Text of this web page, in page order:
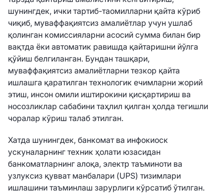
шунингдек, ички тартиб-таомилларни қайта кўриб
чиқиб, муваффақиятсиз амалиётлар учун ушлаб
қолинган комиссияларни асосий сумма билан бир
вақтда ёки автоматик равишда қайтаришни йўлга
қўйиш белгиланган. Бундан ташқари,
муваффақиятсиз амалиётларни тезкор қайта
ишлашга қаратилган технологик ечимларни жорий
этиш, инсон омили иштирокини қисқартириш ва
носозликлар сабабини таҳлил қилган ҳолда тегишли
чоралар кўриш талаб этилган.
Хатда шунингдек, банкомат ва инфокиоск
ускуналарнинг техник ҳолати юзасидан
банкоматларнинг алоқа, электр таъминоти ва
узлуксиз қувват манбалари (UPS) тизимлари
ишлашини таъминлаш зарурлиги кўрсатиб ўтилган.